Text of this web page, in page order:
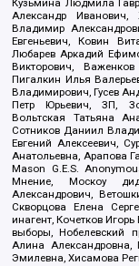
Кузьмина Людмила
Александр
Владимир
Евгеньевич, Ковин
Любарев Аркадий
Викторович,
Пигалкин Илья
Владимирович, Гусев
Петр Юрьевич, ЗП,
Вольтская Татьяна
Сотников Даниил
Евгений Алексеевич,
Анатольевна, Арапова
Mason G.E.S.
Мнение, Москоу
Александрович,
Скворцова Елена
инагент, Кочетков
выборы, Нобелевский
Алина Александровна,
Эмилевна, Хисамова